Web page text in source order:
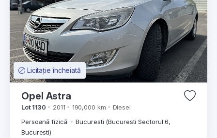
Licitație încheiată
Opel Astra
Lot 1130 2011 190,000 km
Diesel
Persoană fizică
Bucuresti (Bucuresti Sectorul 6,
Bucuresti)